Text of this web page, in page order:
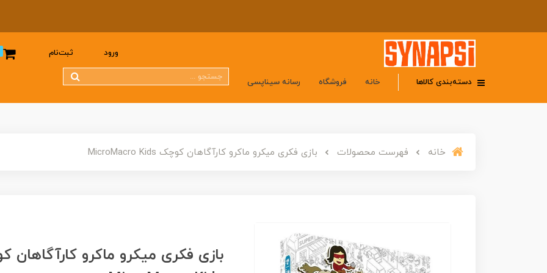
ورود ثبت‌نام
دسته‌بندی کالاها خانه فروشگاه رسانه سیناپسی
خانه فهرست محصولات بازی فکری میکرو ماکرو کارآگاهان کوچک MicroMacro Kids
بازی فکری میکرو ماکرو کارآگاهان